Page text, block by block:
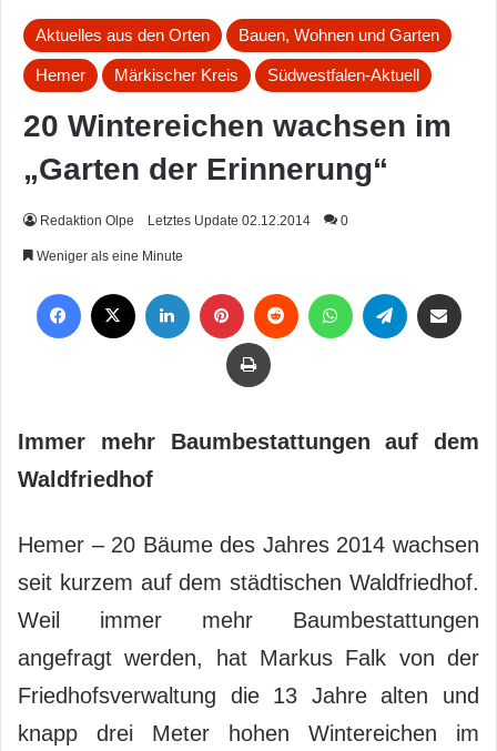
Aktuelles aus den Orten Bauen, Wohnen und Garten
Hemer Märkischer Kreis Südwestfalen-Aktuell
20 Wintereichen wachsen im
„Garten der Erinnerung“
Redaktion Olpe Letztes Update 02.12.2014 0
Weniger als eine Minute
Drucken
Immer mehr Baumbestattungen auf dem
Waldfriedhof
Hemer – 20 Bäume des Jahres 2014 wachsen
seit kurzem auf dem städtischen Waldfriedhof.
Weil immer mehr Baumbestattungen
angefragt werden, hat Markus Falk von der
Friedhofsverwaltung die 13 Jahre alten und
knapp drei Meter hohen Wintereichen im